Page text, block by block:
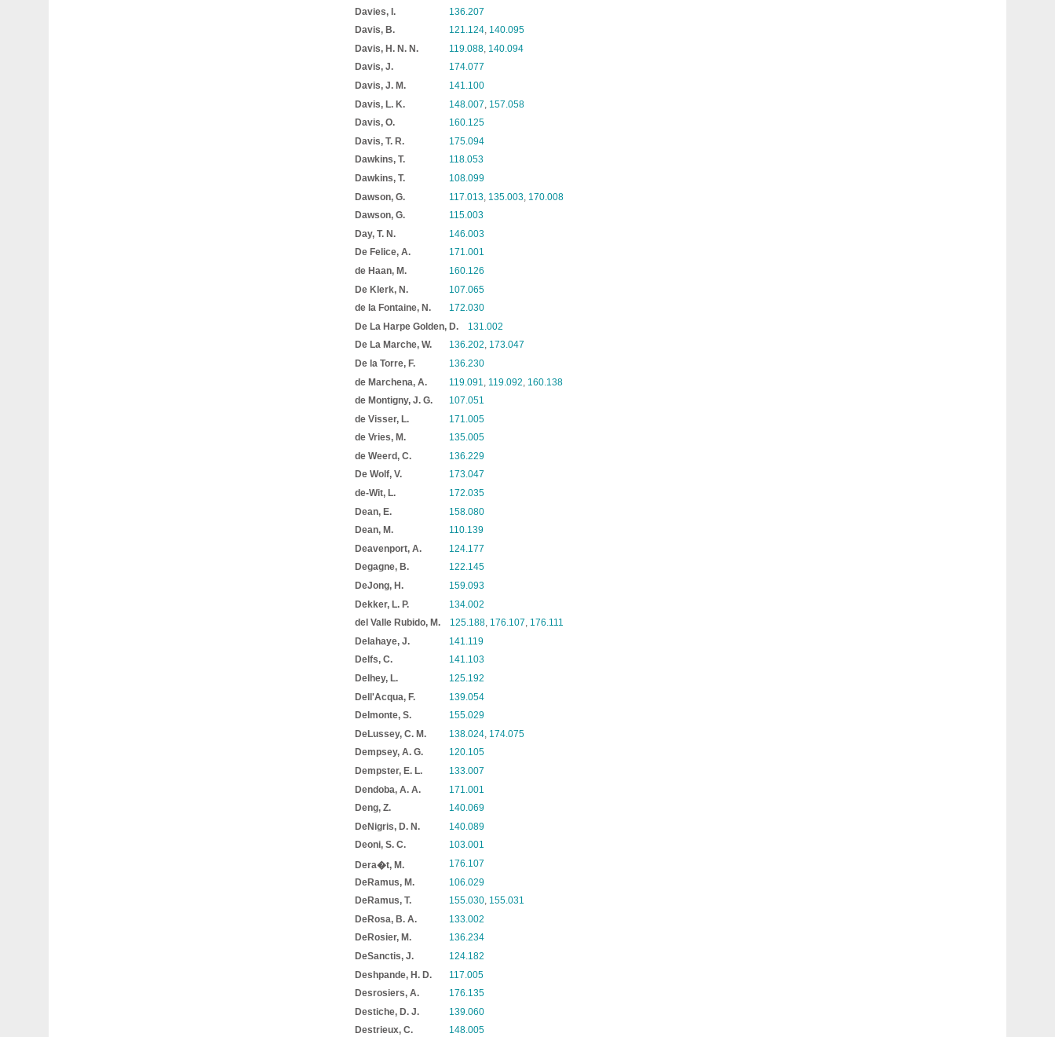
Davies, I.
136.207
Davis, B.
121.124, 140.095
Davis, H. N. N.
119.088, 140.094
Davis, J.
174.077
Davis, J. M.
141.100
Davis, L. K.
148.007 157.058
Davis, O.
160.125
Davis, T. R.
175.094
Dawkins, T.
118.053
Dawkins, T.
108.099
Dawson, G.
117.013 135.003 170.008
Dawson, G.
115.003
Day, T. N.
146.003
De Felice, A.
171.001
de Haan, M.
160.126
De Klerk, N.
107.065
de la Fontaine, N.
172.030
De La Harpe Golden, D.
131.002
De La Marche, W.
136.202, 173.047
De la Torre, F.
136.230
de Marchena, A.
119.091 119.092 160.138
de Montigny, J. G.
107.051
de Visser, L.
171.005
de Vries, M.
135.005
de Weerd, C.
136.229
De Wolf, V.
173.047
de-Wit, L.
172.035
Dean, E.
158.080
Dean, M.
110.139
Deavenport, A.
124.177
Degagne, B.
122.145
DeJong, H.
159.093
Dekker, L. P.
134.002
del Valle Rubido, M.
125.188, 176.107, 176.111
Delahaye, J.
141.119
Delfs, C.
141.103
Delhey, L.
125.192
Dell'Acqua, F.
139.054
Delmonte, S.
155.029
DeLussey, C. M.
138.024 174.075
Dempsey, A. G.
120.105
Dempster, E. L.
133.007
Dendoba, A. A.
171.001
Deng, Z.
140.069
DeNigris, D. N.
140.089
Deoni, S. C.
103.001
Dera�t, M.
176.107
DeRamus, M.
106.029
DeRamus, T.
155.030, 155.031
DeRosa, B. A.
133.002
DeRosier, M.
136.234
DeSanctis, J.
124.182
Deshpande, H. D.
117.005
Desrosiers, A.
176.135
Destiche, D. J.
139.060
Destrieux, C.
148.005